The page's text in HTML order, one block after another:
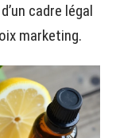
cadre légal
marketing.